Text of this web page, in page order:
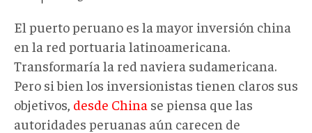
El puerto peruano es la mayor inversión china
en la red portuaria latinoamericana.
Transformaría la red naviera sudamericana.
Pero si bien los inversionistas tienen claros sus
objetivos, desde China se piensa que las
autoridades peruanas aún carecen de